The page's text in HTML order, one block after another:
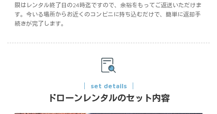
限はレンタル終了日の24時迄ですので、余裕をもってご返送いただけま
す。今いる場所からお近くのコンビニに持ち込むだけで、簡単に返却手
続きが完了します。
set details
ドローンレンタルのセット内容